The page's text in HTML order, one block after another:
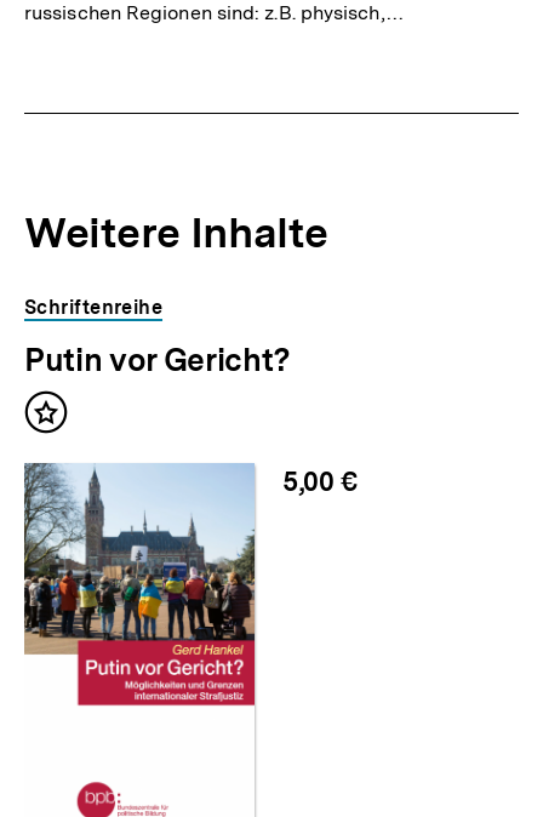
russischen Regionen sind: z.B. physisch,…
Weitere Inhalte
Inhaltskarousell
für
weitere
Inhalte
Inhaltskarussell
überspringen
Schriftenreihe
Putin vor Gericht?
Inhalt
5,00 €